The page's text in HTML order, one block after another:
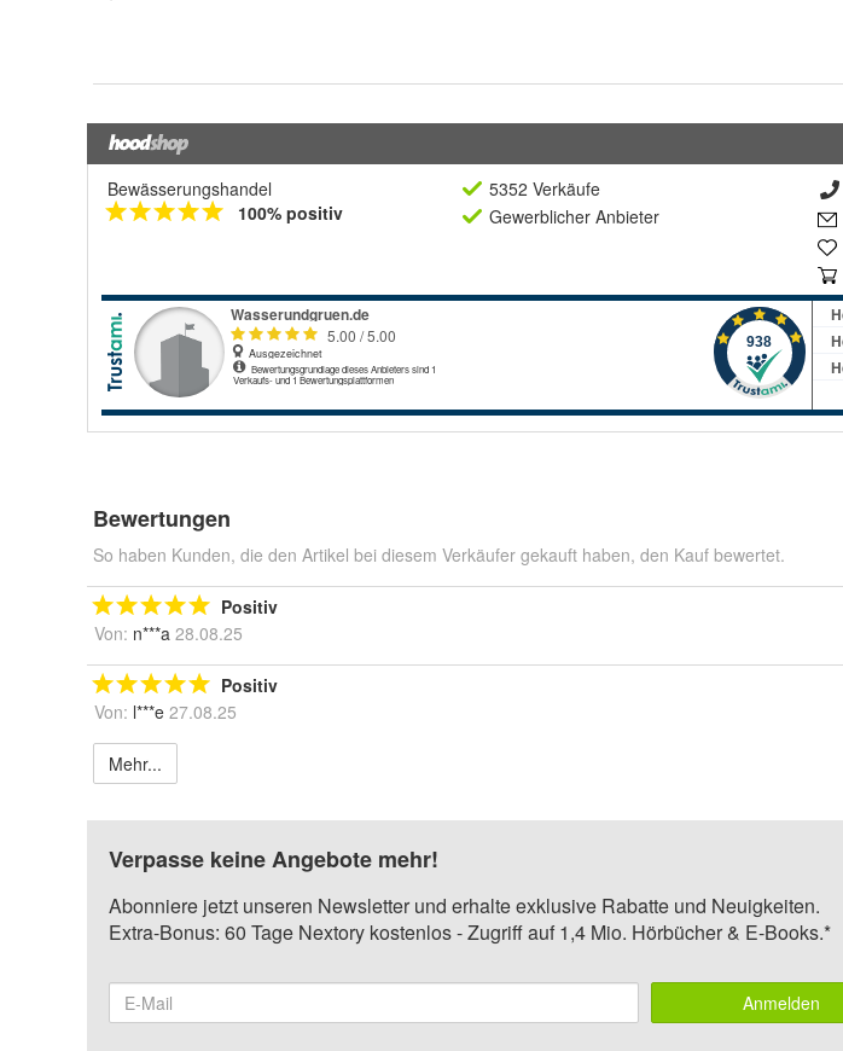
Bewässerungshandel
100% positiv
5352 Verkäufe
Gewerblicher Anbieter
Bewertungen
So haben Kunden, die den Artikel bei diesem Verkäufer gekauft haben, den Kauf bewertet.
Positiv
Von: n***a 28.08.25
Positiv
Von: l***e 27.08.25
Mehr...
Verpasse keine Angebote mehr!
Abonniere jetzt unseren Newsletter und erhalte exklusive Rabatte und Neuigkeiten.
Extra-Bonus: 60 Tage Nextory kostenlos - Zugriff auf 1,4 Mio. Hörbücher & E-Books.*
Anmelden